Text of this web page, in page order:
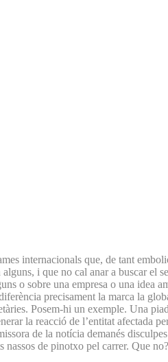
internacionals que, de tant
i que no cal anar a buscar el
o sobre una empresa o una idea
precisament la marca la
Posem-hi un exemple. Una
la reacció de l’entitat afectada
de la notícia demanés
de pinotxo pel carrer. Que